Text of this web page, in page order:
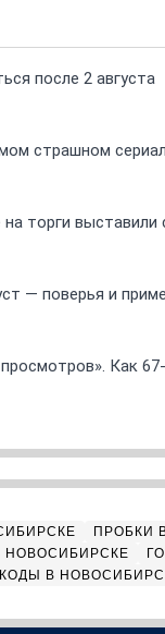
после 2 августа
страшном
торги
— поверья и
Как
ПРОБКИ
НОВОСИБИРСКЕ
В